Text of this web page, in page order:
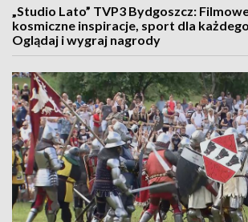
„Studio Lato” TVP3 Bydgoszcz:
kosmiczne inspiracje, sport dla
Oglądaj i wygraj nagrody